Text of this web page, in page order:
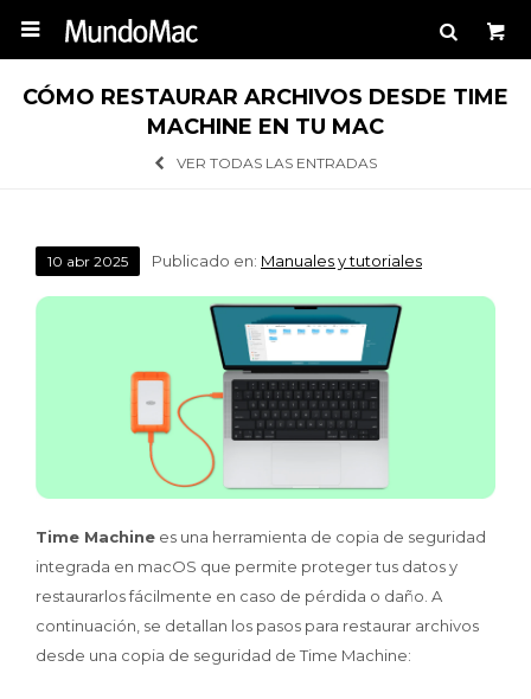

CÓMO RESTAURAR ARCHIVOS DESDE TIME
MACHINE EN TU MAC
VER TODAS LAS ENTRADAS
10 abr 2025 Publicado en: Manuales y tutoriales
Time Machine es una herramienta de copia de seguridad
integrada en macOS que permite proteger tus datos y
restaurarlos fácilmente en caso de pérdida o daño. A
continuación, se detallan los pasos para restaurar archivos
desde una copia de seguridad de Time Machine: